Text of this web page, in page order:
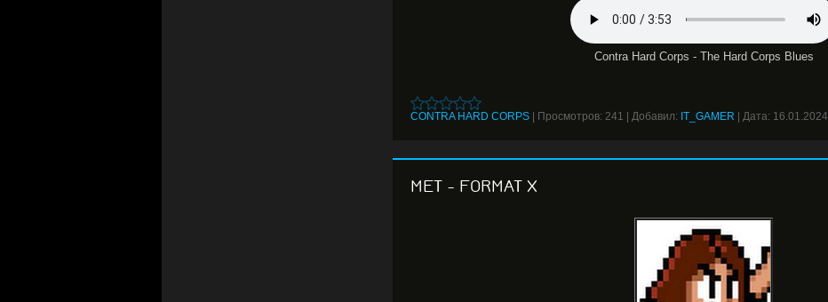
Contra Hard Corps - The Hard Corps Blues
CONTRA HARD CORPS Просмотров: 241 Добавил: IT_GAMER Дата: 16.01.2024
MET - FORMAT X